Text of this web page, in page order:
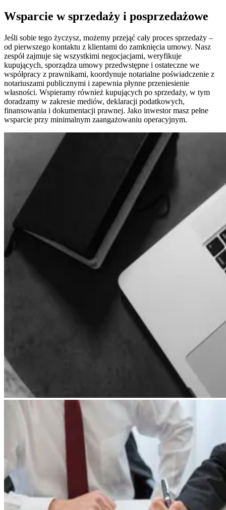
Wsparcie w sprzedaży i posprzedażowe
Jeśli sobie tego życzysz, możemy przejąć cały proces sprzedaży –
od pierwszego kontaktu z klientami do zamknięcia umowy. Nasz
zespół zajmuje się wszystkimi negocjacjami, weryfikuje
kupujących, sporządza umowy przedwstępne i ostateczne we
współpracy z prawnikami, koordynuje notarialne poświadczenie z
notariuszami publicznymi i zapewnia płynne przeniesienie
własności. Wspieramy również kupujących po sprzedaży, w tym
doradzamy w zakresie mediów, deklaracji podatkowych,
finansowania i dokumentacji prawnej. Jako inwestor masz pełne
wsparcie przy minimalnym zaangażowaniu operacyjnym.